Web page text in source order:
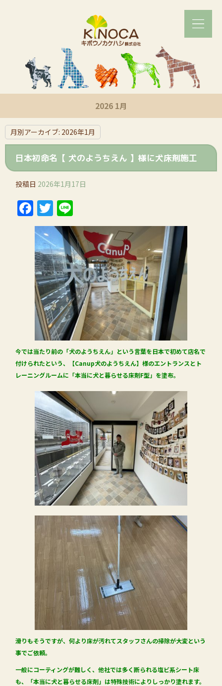
2026 1月
月別アーカイブ: 2026年1月
日本初命名【 犬のようちえん 】様に犬床剤施工
投稿日 2026年1月17日
Facebook
Twitter
今では当たり前の「犬のようちえん」という言葉を日本で初めて店名で
付けられたという、【Canup犬のようちえん】様のエントランスとト
レーニングルームに「本当に犬と暮らせる床剤F型」を塗布。
滑りもそうですが、何より床が汚れてスタッフさんの掃除が大変という
事でご依頼。
一般にコーティングが難しく、他社では多く断られる塩ビ系シート床
も、「本当に犬と暮らせる床剤」は特殊技術によりしっかり塗れます。